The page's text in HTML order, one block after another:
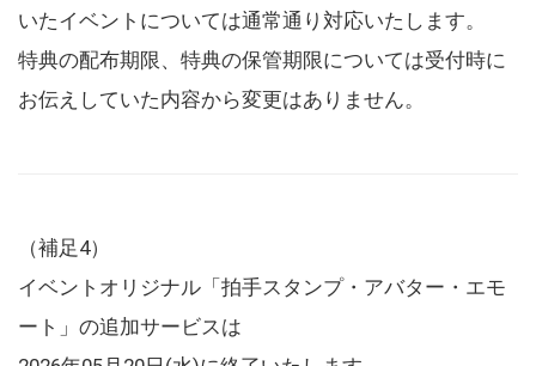
いたイベントについては通常通り対応いたします。
特典の配布期限、特典の保管期限については受付時に
お伝えしていた内容から変更はありません。
（補足4）
イベントオリジナル「拍手スタンプ・アバター・エモ
ート」の追加サービスは